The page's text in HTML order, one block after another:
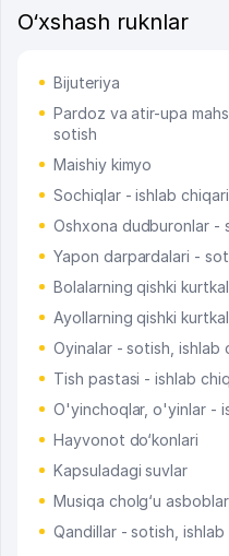
O‘xshash ruknlar
Bijuteriya
Pardoz va atir-upa
sotish
Maishiy kimyo
Sochiqlar - ishlab
Oshxona dudburonlar -
Yapon darpardalari -
Bolalarning qishki
Ayollarning qishki
Oyinalar - sotish, ishlab
Tish pastasi - ishlab
O'yinchoqlar, o'yinlar -
Hayvonot do‘konlari
Kapsuladagi suvlar
Musiqa cholg‘u
Qandillar - sotish, ishlab